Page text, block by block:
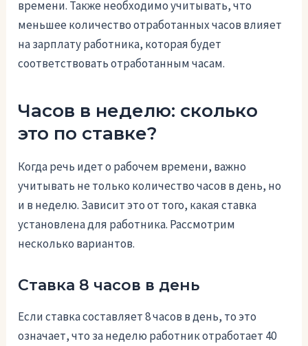
времени. Также необходимо учитывать, что
меньшее количество отработанных часов влияет
на зарплату работника, которая будет
соответствовать отработанным часам.
Часов в неделю: сколько
это по ставке?
Когда речь идет о рабочем времени, важно
учитывать не только количество часов в день, но
и в неделю. Зависит это от того, какая ставка
установлена для работника. Рассмотрим
несколько вариантов.
Ставка 8 часов в день
Если ставка составляет 8 часов в день, то это
означает, что за неделю работник отработает 40